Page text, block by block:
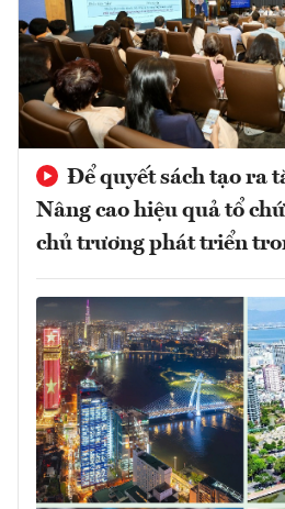
Để quyết sách tạo ra
Nâng cao hiệu quả tổ
chủ trương phát triển